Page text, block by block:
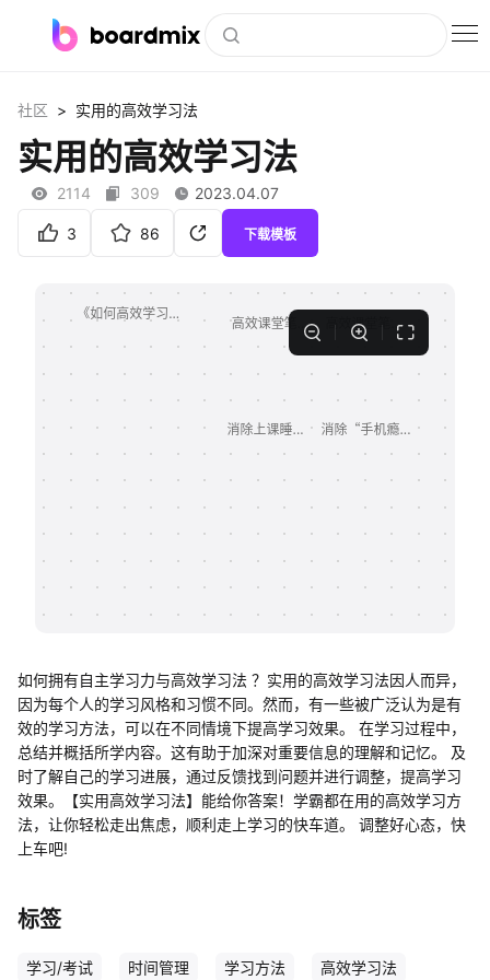
社区资源
下载
客户案例
支持
知识分享社区
社区 > 实用的高效学习法
实用的高效学习法
2114 309 2023.04.07
3 86 下载模板
如何拥有自主学习力与高效学习法 ？实用的高效学习法因人而异，
因为每个人的学习风格和习惯不同。然而，有一些被广泛认为是有
效的学习方法，可以在不同情境下提高学习效果。 在学习过程中，
总结并概括所学内容。这有助于加深对重要信息的理解和记忆。 及
时了解自己的学习进展，通过反馈找到问题并进行调整，提高学习
效果。【实用高效学习法】能给你答案！学霸都在用的高效学习方
法，让你轻松走出焦虑，顺利走上学习的快车道。 调整好心态，快
上车吧!
标签
学习/考试 时间管理 学习方法 高效学习法